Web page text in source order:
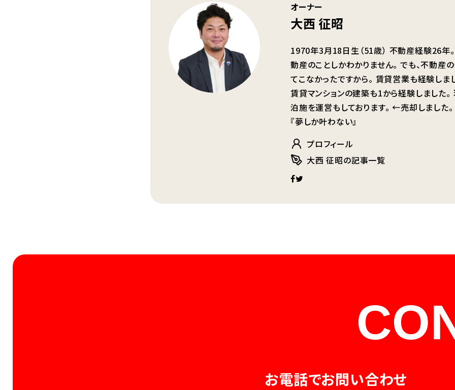
オーナー
大西 征昭
1970年3月18日生（51歳） 不動産経験26年
動産のことしかわかりません。 でも、不動産
てこなかったですから。 賃貸営業も経験し
賃貸マンションの建築も1から経験しました
泊施を運営もしております。 ←売却しまし
『夢しか叶わない』
プロフィール
大西 征昭の記事一覧
お電話でお問い合わせ